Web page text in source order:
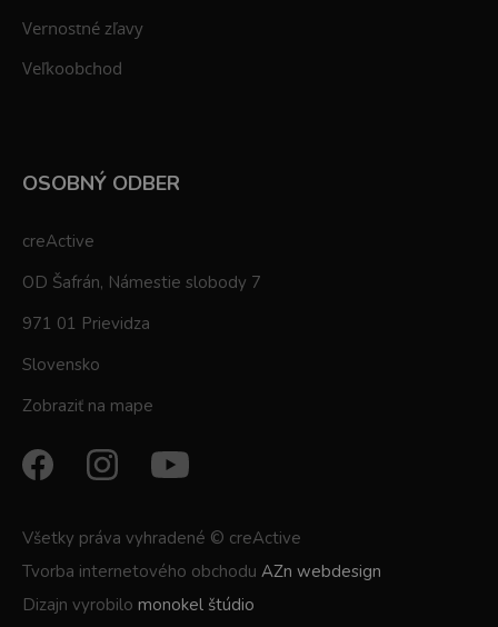
Vernostné zľavy
Veľkoobchod
OSOBNÝ ODBER
creActive
OD Šafrán, Námestie slobody 7
971 01 Prievidza
Slovensko
Zobraziť na mape
Všetky práva vyhradené © creActive
Tvorba internetového obchodu AZn webdesign
Dizajn vyrobilo monokel štúdio